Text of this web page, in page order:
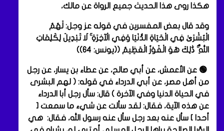
هكذا روى هذا الحديث جميع الرواة عن مالك،
وقد قال بعض المفسرين في قوله عز وجل: لَهُمُ
الْبُشْرَىٰ فِي الْحَيَاةِ الدُّنْيَا وَفِي الْآخِرَةِ ۚ لَا تَبْدِيلَ لِكَلِمَاتِ
اللَّهِ ۚ ذَٰلِكَ هُوَ الْفَوْزُ الْعَظِيمُ ((يونس: 64))
🟢 عن الأعمش، عن أبي صالح، عن عطاء بن يسار، عن رجل
من أهل مصر، عن أبي الدرداء في قوله: ( لهم البشرى
في الحياة الدنيا وفي الآخرة ) قال: سأل رجل أبا الدرداء
عن هذه الآية، فقال: لقد سألت عن شيء ما سمعت [
أحدا ] سأل عنه بعد رجل سأل عنه رسول الله، فقال: هي